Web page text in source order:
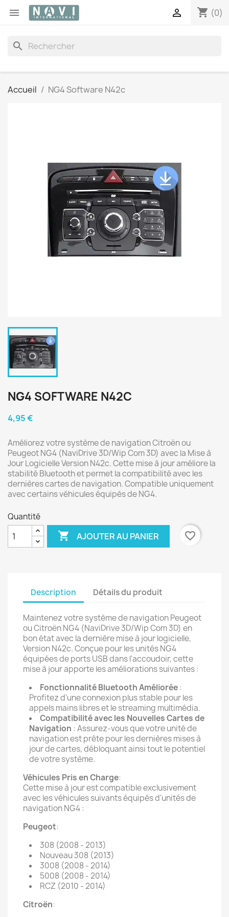
 shopping_cart (0)

search
Accueil NG4 Software N42c
NG4 SOFTWARE N42C
4,95 €
Améliorez votre système de navigation Citroën ou
Peugeot NG4 (NaviDrive 3D/Wip Com 3D) avec la Mise à
Jour Logicielle Version N42c. Cette mise à jour améliore la
stabilité Bluetooth et permet la compatibilité avec les
dernières cartes de navigation. Compatible uniquement
avec certains véhicules équipés de NG4.
Quantité
 AJOUTER AU PANIER favorite_border
Description Détails du produit
Maintenez votre système de navigation Peugeot
ou Citroën NG4 (NaviDrive 3D/Wip Com 3D) en
bon état avec la dernière mise à jour logicielle,
Version N42c. Conçue pour les unités NG4
équipées de ports USB dans l'accoudoir, cette
mise à jour apporte les améliorations suivantes :
Fonctionnalité Bluetooth Améliorée:
Profitez d'une connexion plus stable pour les
appels mains libres et le streaming multimédia.
Compatibilité avec les Nouvelles Cartes de
Navigation : Assurez-vous que votre unité de
navigation est prête pour les dernières mises à
jour de cartes, débloquant ainsi tout le potentiel
de votre système.
Véhicules Pris en Charge:
Cette mise à jour est compatible exclusivement
avec les véhicules suivants équipés d'unités de
navigation NG4 :
Peugeot:
308 (2008 - 2013)
Nouveau 308 (2013)
3008 (2008 - 2014)
5008 (2008 - 2014)
RCZ (2010 - 2014)
Citroën: